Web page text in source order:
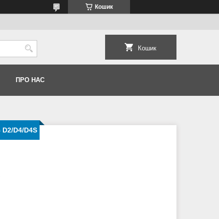
Кошик
Кошик
ПРО НАС
D4/D4S